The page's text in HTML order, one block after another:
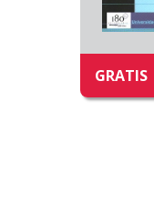
GRATIS